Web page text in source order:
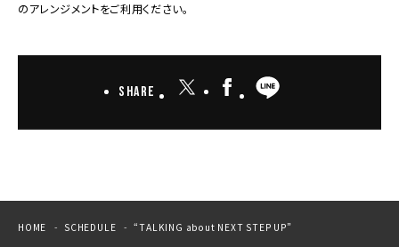
のアレンジメントをご利用ください。
Share
HOME SCHEDULE “TALKING about NEXT STEP UP”